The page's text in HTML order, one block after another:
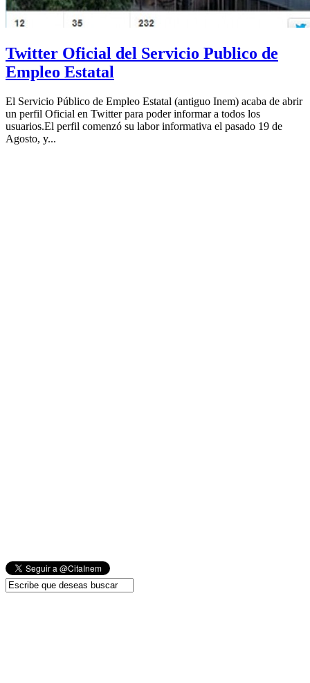
Twitter Oficial del Servicio Publico de
Empleo Estatal
El Servicio Público de Empleo Estatal (antiguo Inem) acaba de abrir
un perfil Oficial en Twitter para poder informar a todos los
usuarios.El perfil comenzó su labor informativa el pasado 19 de
Agosto, y...